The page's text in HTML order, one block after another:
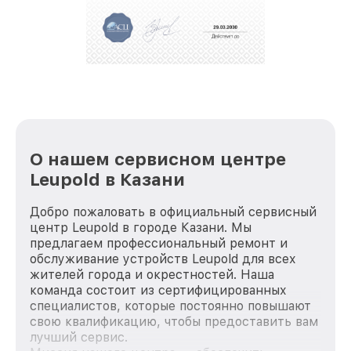
положительные отзывы и обрели отличную
репутацию. Мы постоянно совершенствуемся и
О нашем сервисном центре
Leupold в Казани
Добро пожаловать в официальный сервисный
центр Leupold в городе Казани. Мы
предлагаем профессиональный ремонт и
обслуживание устройств Leupold для всех
жителей города и окрестностей. Наша
команда состоит из сертифицированных
специалистов, которые постоянно повышают
свою квалификацию, чтобы предоставить вам
лучший сервис.